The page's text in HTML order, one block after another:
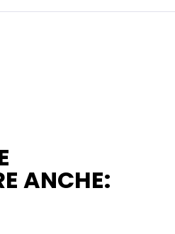
ANCHE: